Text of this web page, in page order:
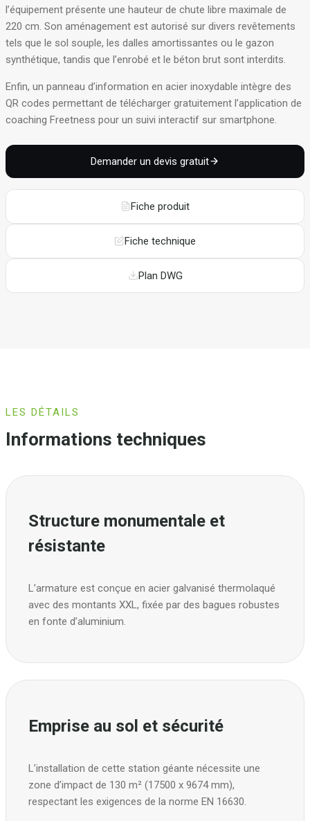
l’équipement présente une hauteur de chute libre maximale de
220 cm . Son aménagement est autorisé sur divers revêtements
tels que le sol souple, les dalles amortissantes ou le gazon
synthétique, tandis que l’enrobé et le béton brut sont interdits
Enfin, un panneau d’information en acier inoxydable intègre des
QR codes permettant de télécharger gratuitement l’application de
coaching Freetness pour un suivi interactif sur smartphone
Demander un devis gratuit
Fiche produit
Fiche technique
Plan DWG
LES DÉTAILS
Informations techniques
Structure monumentale et
résistante
L’armature est conçue en acier galvanisé thermolaqué
avec des montants XXL, fixée par des bagues robustes
en fonte d’aluminium.
Emprise au sol et sécurité
L’installation de cette station géante nécessite une
zone d’impact de 130 m² (17500 x 9674 mm),
respectant les exigences de la norme EN 16630.